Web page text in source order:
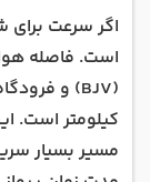
اگر سرعت برای
است. فاصله
کیلومتر است.
مسیر بسیار